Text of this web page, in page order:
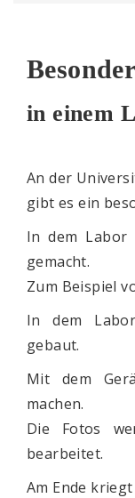
in einem
An der
gibt es ein
In dem Labor
gemacht.
Zum Beispiel
In dem
gebaut.
Mit dem
machen.
Die Fotos
bearbeitet.
Am Ende